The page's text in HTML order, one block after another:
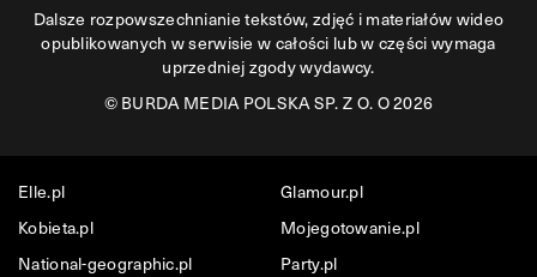
Dalsze rozpowszechnianie tekstów, zdjęć i materiałów wideo
opublikowanych w serwisie w całości lub w części wymaga
uprzedniej zgody wydawcy.
©BURDA MEDIA POLSKA SP. Z O. O 2026
Elle.pl
Glamour.pl
Kobieta.pl
Mojegotowanie.pl
National-geographic.pl
Party.pl